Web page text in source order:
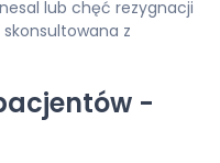
lub chęć rezygnacji
z
-